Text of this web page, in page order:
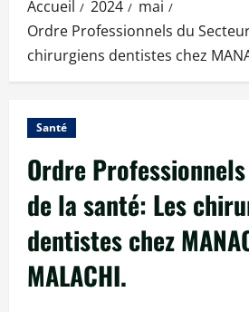
Accueil 2024
mai
Ordre Professionnels du
chirurgiens dentistes chez
Santé
Ordre
de la santé: Les
dentistes chez
MALACHI.